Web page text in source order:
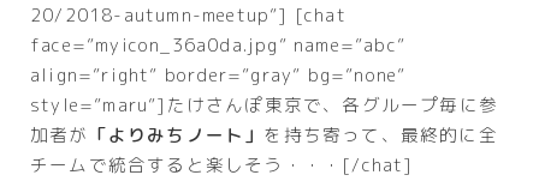
20/2018-autumn-meetup”] [chat
face=”myicon_36a0da.jpg” name=”abc”
align=”right” border=”gray” bg=”none”
style=”maru”]たけさんぽ東京で、各グループ毎に参
加者が 「よりみちノート」 を持ち寄って、最終的に全
チームで統合すると楽しそう・・・[/chat]